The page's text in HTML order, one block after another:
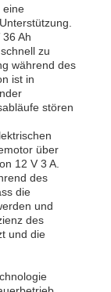
eine
Ah
zu
während des
ist in
stören
über
12 V 3 A.
des
die
und
des
und die